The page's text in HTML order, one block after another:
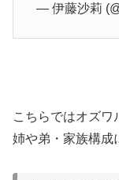
— 伊藤沙莉
こちらではオズワ
姉や弟・家族構成